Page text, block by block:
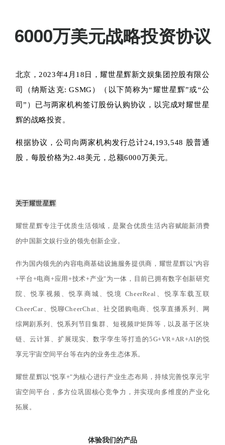
6000万美元战略投资协议
北京，2023年4月18日，耀世星辉新文娱集团控股有限公
司（纳斯达克: GSMG）（以下简称为“耀世星辉”或“公
司”）已与两家机构签订股份认购协议，以完成对耀世星
辉的战略投资。
根据协议，公司向两家机构发行总计24,193,548 股普通
股，每股价格为2.48美元，总额6000万美元。
关于耀世星辉
耀世星辉专注于优质生活领域，是聚合优质生活内容赋能新消费
的中国新文娱行业的领先创新企业。
作为国内领先的内容电商基础设施服务提供商，耀世星辉以"内容
+平台+电商+应用+技术+产业"为一体，目前已拥有数字创新研究
院、悦享视频、悦享商城、悦境 CheerReal、悦享车载互联
CheerCar、悦聊CheerChat、社交团购电商、悦享直播系列、网
综网剧系列、悦系列节目集群、短视频IP矩阵等，以及基于区块
链、云计算、扩展现实、数字孪生等打造的5G+VR+AR+AI的悦
享元宇宙空间平台等在内的业务生态体系。
耀世星辉以"悦享+"为核心进行产业生态布局，持续完善悦享元宇
宙空间平台，多方位巩固核心竞争力，并实现向多维度的产业化
拓展。
体验我们的产品